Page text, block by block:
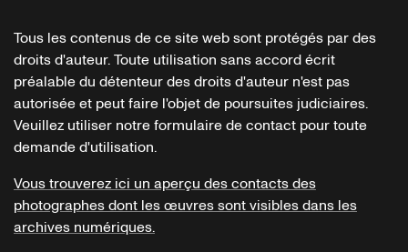
Tous les contenus de ce site web sont protégés par des
droits d'auteur. Toute utilisation sans accord écrit
préalable du détenteur des droits d'auteur n'est pas
autorisée et peut faire l'objet de poursuites judiciaires.
Veuillez utiliser notre formulaire de contact pour toute
demande d'utilisation.
Vous trouverez ici un aperçu des contacts des
photographes dont les œuvres sont visibles dans les
archives numériques.